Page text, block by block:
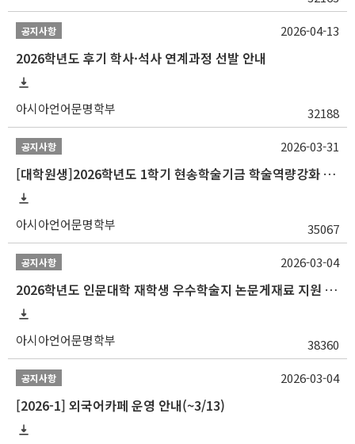
공지사항
2026학년도 후기 학사·석사 연계과정 선발 안내
아시아언어문명학부 32188
2026-04-13
공지사항
[대학원생]2026학년도 1학기 현송학술기금 학술역량강화 사업 안내
아시아언어문명학부 35067
2026-03-31
공지사항
2026학년도 인문대학 재학생 우수학술지 논문게재료 지원 안내
아시아언어문명학부 38360
2026-03-04
공지사항
[2026-1] 외국어카페 운영 안내(~3/13)
2026-03-04